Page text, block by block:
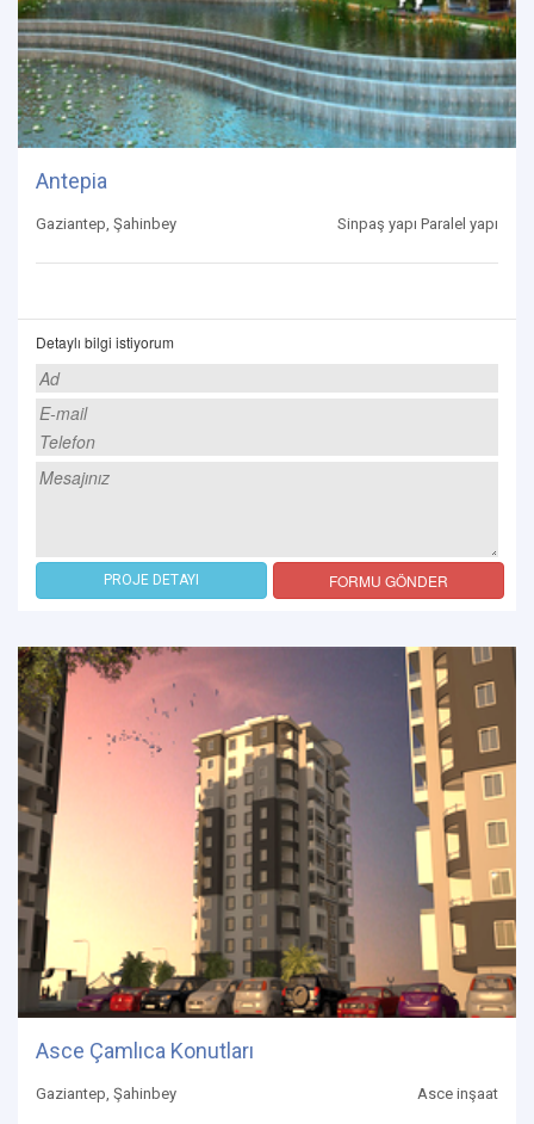
Antepia
Gaziantep, Şahinbey Sinpaş yapı Paralel yapı
Detaylı bilgi istiyorum
PROJE DETAYI FORMU GÖNDER
Asce Çamlıca Konutları
Gaziantep, Şahinbey Asce inşaat